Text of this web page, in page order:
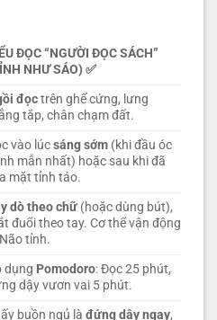
ĐỌC “NGƯỜI ĐỌC SÁCH”
NHƯ SÁO)✅
đọctrên ghế cứng, lưng
tắp, chân chạm đất.
vào lúcsáng sớm (khi đầu óc
mẫn nhất) hoặc sau khi đã
mặt tỉnh táo.
dò theo chữ (hoặc dùng bút),
đuổi theo tay. Cơ thể vận động
tỉnh.
dụng Pomodoro: Đọc 25 phút,
dậy vươn vai 5 phút.
buồn ngủ làđứng dậy ngay,